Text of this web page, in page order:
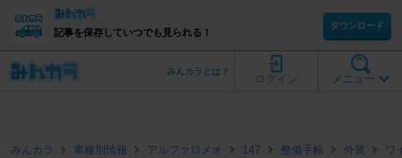
記事を保存していつでも見られる！
ダウンロード
メニュー
ログイン
みんカラとは？
みんカラ 車種別情報 アルファロメオ 147 整備手帳 外装 ワ